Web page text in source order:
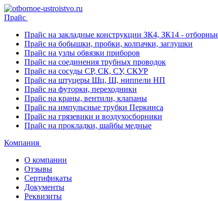
Прайс
Прайс на закладные конструкции ЗК4, ЗК14 -
Прайс на бобышки, пробки, колпачки, заглушки
Прайс на узлы обвязки приборов
Прайс на соединения трубных проводок
Прайс на сосуды СР, СК, СУ, СКУР
Прайс на штуцеры Шц, Ш, ниппели НП
Прайс на футорки, переходники
Прайс на краны, вентили, клапаны
Прайс на импульсные трубки Перкинса
Прайс на грязевики и воздухосборники
Прайс на прокладки, шайбы медные
Компания
О компании
Отзывы
Сертификаты
Документы
Реквизиты